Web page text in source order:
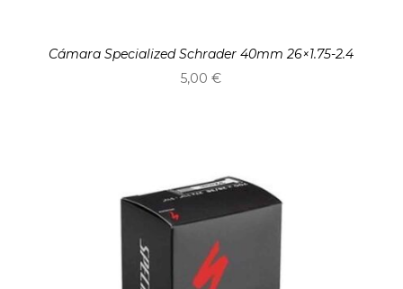
Cámara Specialized Schrader 40mm 26×1.75-2.4
5,00€